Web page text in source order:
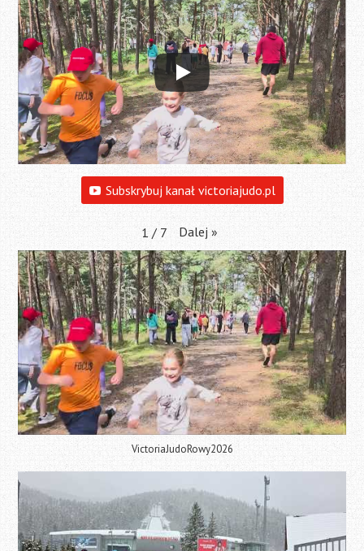
Subskrybuj kanał victoriajudo.pl
1 / 7 Dalej »
VictoriaJudoRowy2026